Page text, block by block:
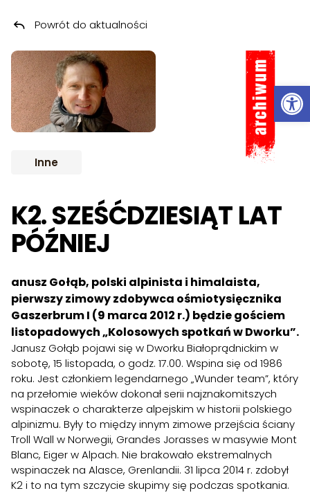
Przeskocz do treści
ARCHIWUM
Inne
K2. SZEŚĆDZIESIĄT LAT
PÓŹNIEJ
Powrót do aktualności
anusz Gołąb, polski alpinista i himalaista,
pierwszy zimowy zdobywca ośmiotysięcznika
Gaszerbrum I (9 marca 2012 r.) będzie gościem
listopadowych „Kolosowych spotkań w Dworku”.
Janusz Gołąb pojawi się w Dworku Białoprądnickim w
sobotę, 15 listopada, o godz. 17.00. Wspina się od 1986
roku. Jest członkiem legendarnego „Wunder team”, który
na przełomie wieków dokonał serii najznakomitszych
wspinaczek o charakterze alpejskim w historii polskiego
alpinizmu. Były to między innym zimowe przejścia ściany
Troll Wall w Norwegii, Grandes Jorasses w masywie Mont
Blanc, Eiger w Alpach. Nie brakowało ekstremalnych
wspinaczek na Alasce, Grenlandii. 31 lipca 2014 r. zdobył
K2 i to na tym szczycie skupimy się podczas spotkania.